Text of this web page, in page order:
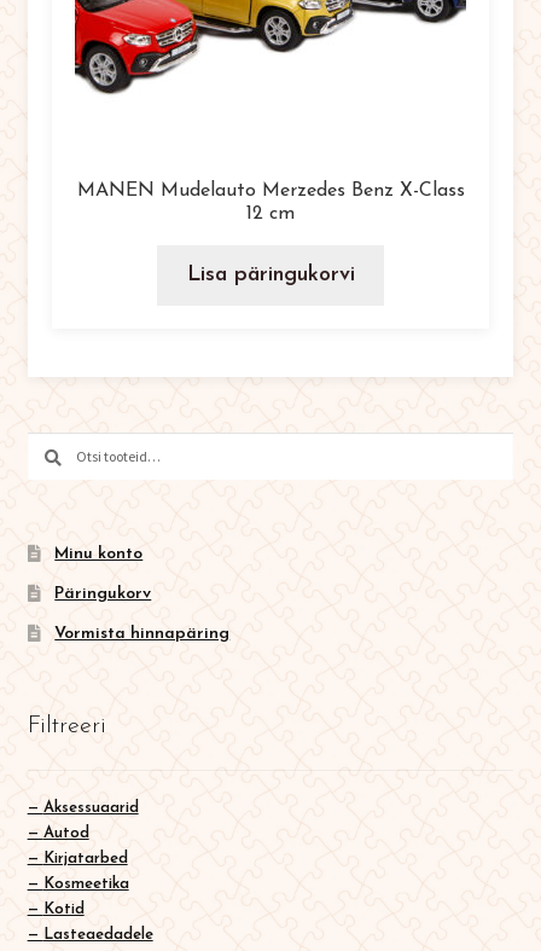
MANEN Mudelauto Merzedes Benz X-Class
12 cm
Lisa päringukorvi
Otsi
Minu konto
Päringukorv
Vormista hinnapäring
Filtreeri
Aksessuaarid
Autod
Kirjatarbed
Kosmeetika
Kotid
Lasteaedadele